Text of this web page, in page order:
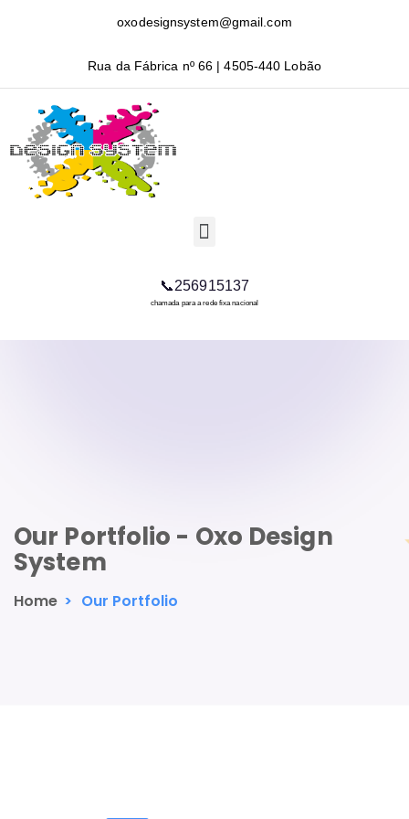
oxodesignsystem@gmail.com
Rua da Fábrica nº 66 | 4505-440 Lobão
📞256915137
chamada para a rede fixa nacional
Our Portfolio - Oxo Design
System
Home > Our Portfolio